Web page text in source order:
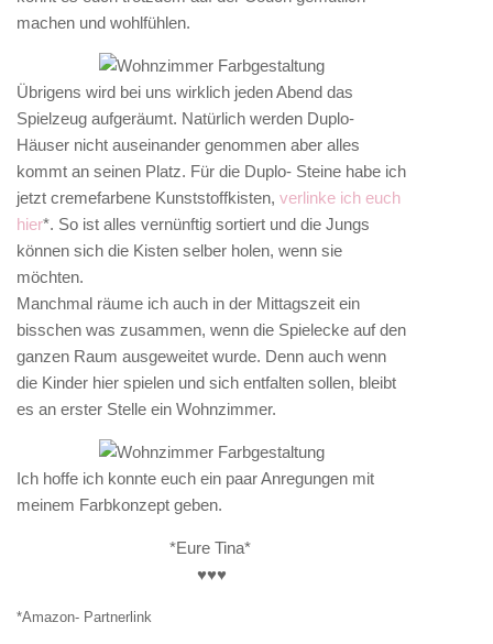
machen und wohlfühlen.
Übrigens wird bei uns wirklich jeden Abend das
Spielzeug aufgeräumt. Natürlich werden Duplo-
Häuser nicht auseinander genommen aber alles
kommt an seinen Platz. Für die Duplo- Steine habe ich
jetzt cremefarbene Kunststoffkisten, verlinke ich euch
hier*. So ist alles vernünftig sortiert und die Jungs
können sich die Kisten selber holen, wenn sie
möchten.
Manchmal räume ich auch in der Mittagszeit ein
bisschen was zusammen, wenn die Spielecke auf den
ganzen Raum ausgeweitet wurde. Denn auch wenn
die Kinder hier spielen und sich entfalten sollen, bleibt
es an erster Stelle ein Wohnzimmer.
Ich hoffe ich konnte euch ein paar Anregungen mit
meinem Farbkonzept geben.
*Eure Tina*
♥♥♥
*Amazon- Partnerlink